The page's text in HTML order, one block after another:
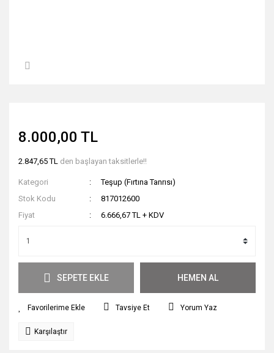
8.000,00 TL
2.847,65 TL den başlayan taksitlerle!!
Kategori
Teşup (Fırtına Tanrısı)
Stok Kodu
817012600
Fiyat
6.666,67 TL + KDV
SEPETE EKLE HEMEN AL
Tavsiye Et Yorum Yaz
Karşılaştır